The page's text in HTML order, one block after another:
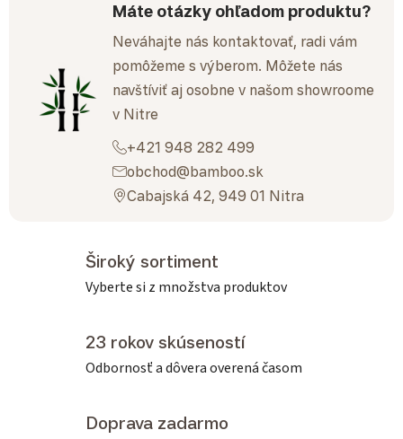
Máte otázky ohľadom produktu?
Neváhajte nás kontaktovať, radi vám
pomôžeme s výberom. Môžete nás
navštíviť aj osobne v našom showroome
v Nitre
+421 948 282 499
obchod@bamboo.sk
Cabajská 42, 949 01 Nitra
Široký sortiment
Vyberte si z množstva produktov
23 rokov skúseností
Odbornosť a dôvera overená časom
Doprava zadarmo